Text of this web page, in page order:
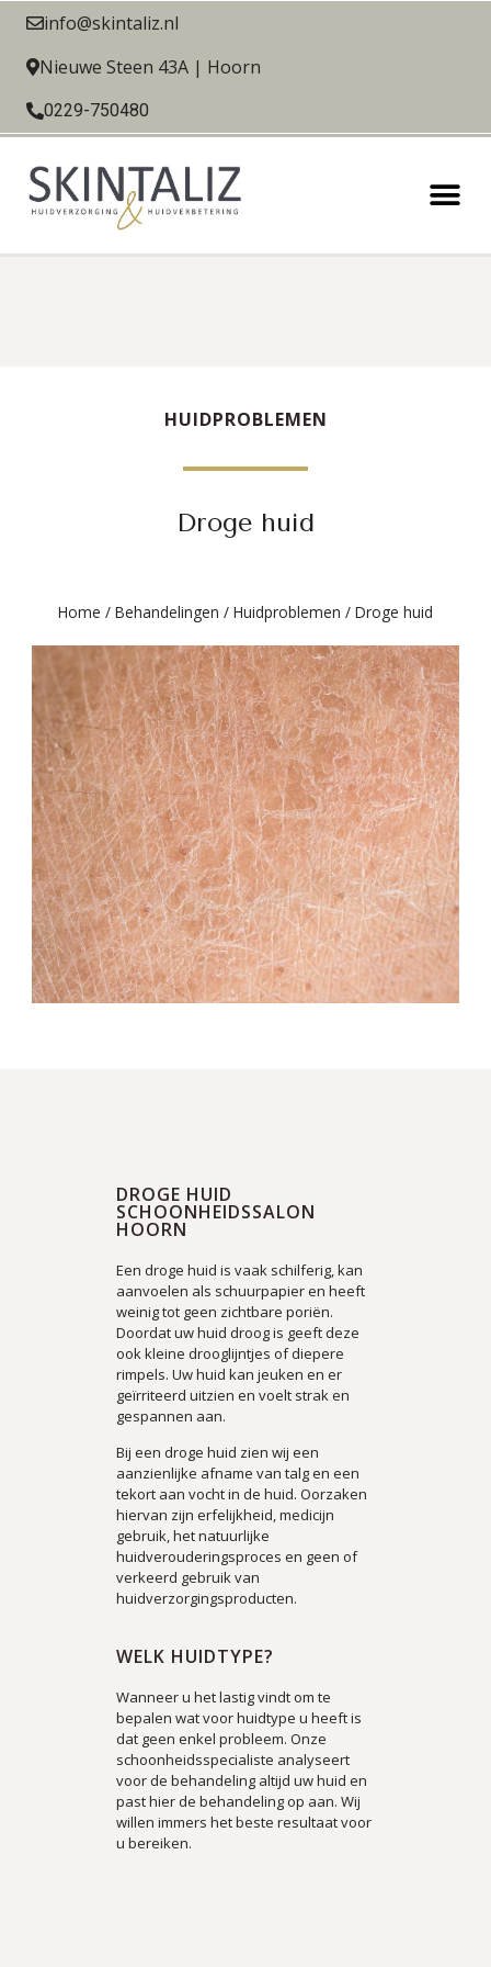
info@skintaliz.nl
Nieuwe Steen 43A | Hoorn
0229-750480
HUIDPROBLEMEN
Droge huid
Home / Behandelingen / Huidproblemen / Droge huid
DROGE HUID
SCHOONHEIDSSALON
HOORN
Een droge huid is vaak schilferig, kan
aanvoelen als schuurpapier en heeft
weinig tot geen zichtbare poriën.
Doordat uw huid droog is geeft deze
ook kleine drooglijntjes of diepere
rimpels. Uw huid kan jeuken en er
geïrriteerd uitzien en voelt strak en
gespannen aan.
Bij een droge huid zien wij een
aanzienlijke afname van talg en een
tekort aan vocht in de huid. Oorzaken
hiervan zijn erfelijkheid, medicijn
gebruik, het natuurlijke
huidverouderingsproces en geen of
verkeerd gebruik van
huidverzorgingsproducten.
WELK HUIDTYPE?
Wanneer u het lastig vindt om te
bepalen wat voor huidtype u heeft is
dat geen enkel probleem. Onze
schoonheidsspecialiste analyseert
voor de behandeling altijd uw huid en
past hier de behandeling op aan. Wij
willen immers het beste resultaat voor
u bereiken.